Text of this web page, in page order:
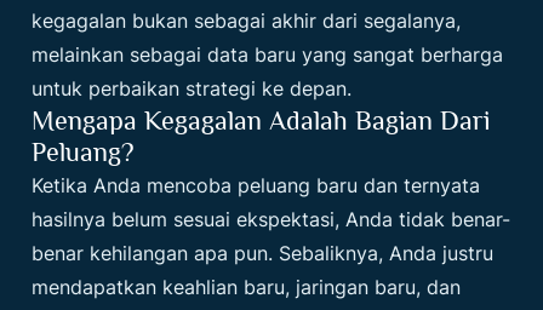
kegagalan bukan sebagai akhir dari segalanya,
melainkan sebagai data baru yang sangat berharga
untuk perbaikan strategi ke depan.
Mengapa Kegagalan Adalah Bagian Dari
Peluang?
Ketika Anda mencoba peluang baru dan ternyata
hasilnya belum sesuai ekspektasi, Anda tidak benar-
benar kehilangan apa pun. Sebaliknya, Anda justru
mendapatkan keahlian baru, jaringan baru, dan